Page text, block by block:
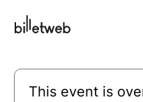
This event is